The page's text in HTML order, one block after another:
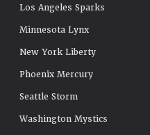
Los Angeles Sparks
Minnesota Lynx
New York Liberty
Phoenix Mercury
Seattle Storm
Washington Mystics